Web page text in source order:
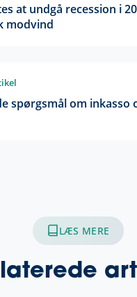
at undgå recession i
modvind
spørgsmål om inkasso
LÆS MERE